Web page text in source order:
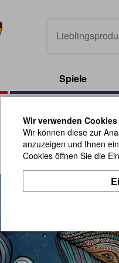
Spiele
Wir verwenden Cookies
Wir können diese zur
anzuzeigen und Ihnen
Cookies öffnen Sie die